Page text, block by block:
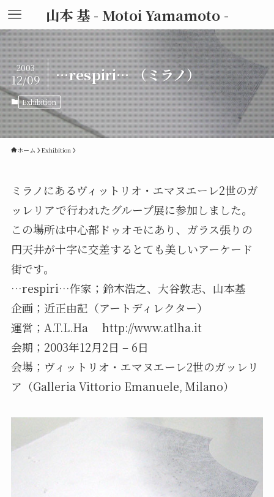
山本 基 - Motoi Yamamoto -
…respiri… （ミラノ）
2003
12/09
Exhibition
ホーム Exhibition
ミラノにあるヴィットリオ・エマヌエーレ2世のガ
ッレリアで行われたグループ展に参加しました。
この場所は中心部ドゥオモにあり、ガラス張りの
円天井が十字に交差するとても美しいアーケード
街です。
…respiri…作家；鈴木浩之、大谷敦志、山本基
企画；近正由記（アートディレクター）
運営；A.T.L.Ha http://www.atlha.it
会期；2003年12月2日 – 6日
会場；ヴィットリオ・エマヌエーレ2世のガッレリ
ア（Galleria Vittorio Emanuele, Milano）